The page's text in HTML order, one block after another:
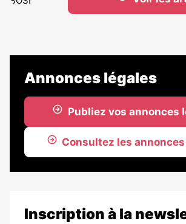
Annonces légales
Publiez vos annonces
Consultez les
Inscription à la